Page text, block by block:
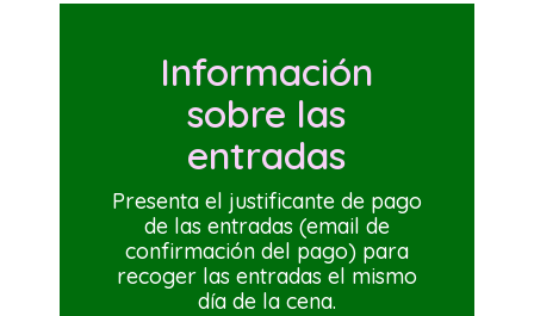
Información
sobre las
entradas
Presenta el justificante de pago
de las entradas (email de
confirmación del pago) para
recoger las entradas el mismo
día de la cena.